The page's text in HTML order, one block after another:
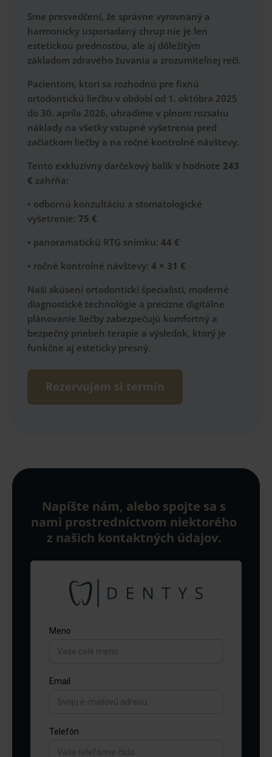
Sme presvedčení, že správne vyrovnaný a
harmonicky usporiadaný chrup nie je len
estetickou prednosťou, ale aj dôležitým
základom zdravého žuvania a zrozumiteľnej reči.
Pacientom, ktorí sa rozhodnú pre fixnú
ortodontickú liečbu v období od 1. októbra 2025
do 30. apríla 2026, uhradíme v plnom rozsahu
náklady na všetky vstupné vyšetrenia pred
začiatkom liečby a na ročné kontrolné návštevy.
Tento exkluzívny darčekový balík v hodnote 243
€ zahŕňa:
• odbornú konzultáciu a stomatologické
vyšetrenie: 75 €
• panoramatickú RTG snímku: 44 €
• ročné kontrolné návštevy: 4 × 31 €
Naši skúsení ortodontickí špecialisti, moderné
diagnostické technológie a precízne digitálne
plánovanie liečby zabezpečujú komfortný a
bezpečný priebeh terapie a výsledok, ktorý je
funkčne aj esteticky presný.
Rezervujem si termín
Napíšte nám, alebo spojte sa s
nami prostredníctvom niektorého
z našich kontaktných údajov.